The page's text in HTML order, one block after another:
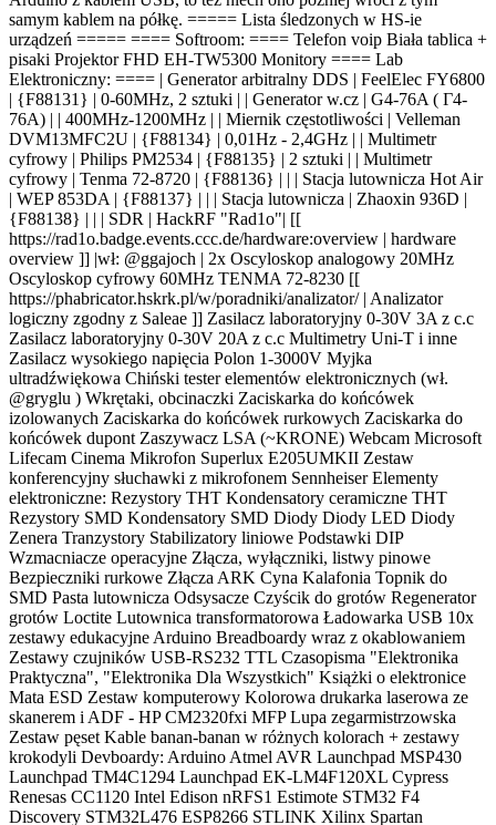
samym kablem na półkę. ===== Lista śledzonych w HS-ie
urządzeń ===== ==== Softroom: ==== Telefon voip Biała tablica +
pisaki Projektor FHD EH-TW5300 Monitory ==== Lab
Elektroniczny: ==== | Generator arbitralny DDS | FeelElec FY6800
| {F88131} | 0-60MHz, 2 sztuki | | Generator w.cz | G4-76A ( Г4-
76А) | | 400MHz-1200MHz | | Miernik częstotliwości | Velleman
DVM13MFC2U | {F88134} | 0,01Hz - 2,4GHz | | Multimetr
cyfrowy | Philips PM2534 | {F88135} | 2 sztuki | | Multimetr
cyfrowy | Tenma 72-8720 | {F88136} | | | Stacja lutownicza Hot Air
| WEP 853DA | {F88137} | | | Stacja lutownicza | Zhaoxin 936D |
{F88138} | | | SDR | HackRF "Rad1o"| [[
https://rad1o.badge.events.ccc.de/hardware:overview | hardware
overview ]] |wł: @ggajoch | 2x Oscyloskop analogowy 20MHz
Oscyloskop cyfrowy 60MHz TENMA 72-8230 [[
https://phabricator.hskrk.pl/w/poradniki/analizator/ | Analizator
logiczny zgodny z Saleae ]] Zasilacz laboratoryjny 0-30V 3A z c.c
Zasilacz laboratoryjny 0-30V 20A z c.c Multimetry Uni-T i inne
Zasilacz wysokiego napięcia Polon 1-3000V Myjka
ultradźwiękowa Chiński tester elementów elektronicznych (wł.
@gryglu ) Wkrętaki, obcinaczki Zaciskarka do końcówek
izolowanych Zaciskarka do końcówek rurkowych Zaciskarka do
końcówek dupont Zaszywacz LSA (~KRONE) Webcam Microsoft
Lifecam Cinema Mikrofon Superlux E205UMKII Zestaw
konferencyjny słuchawki z mikrofonem Sennheiser Elementy
elektroniczne: Rezystory THT Kondensatory ceramiczne THT
Rezystory SMD Kondensatory SMD Diody Diody LED Diody
Zenera Tranzystory Stabilizatory liniowe Podstawki DIP
Wzmacniacze operacyjne Złącza, wyłączniki, listwy pinowe
Bezpieczniki rurkowe Złącza ARK Cyna Kalafonia Topnik do
SMD Pasta lutownicza Odsysacze Czyścik do grotów Regenerator
grotów Loctite Lutownica transformatorowa Ładowarka USB 10x
zestawy edukacyjne Arduino Breadboardy wraz z okablowaniem
Zestawy czujników USB-RS232 TTL Czasopisma "Elektronika
Praktyczna", "Elektronika Dla Wszystkich" Książki o elektronice
Mata ESD Zestaw komputerowy Kolorowa drukarka laserowa ze
skanerem i ADF - HP CM2320fxi MFP Lupa zegarmistrzowska
Zestaw pęset Kable banan-banan w różnych kolorach + zestawy
krokodyli Devboardy: Arduino Atmel AVR Launchpad MSP430
Launchpad TM4C1294 Launchpad EK-LM4F120XL Cypress
Renesas CC1120 Intel Edison nRFS1 Estimote STM32 F4
Discovery STM32L476 ESP8266 STLINK Xilinx Spartan